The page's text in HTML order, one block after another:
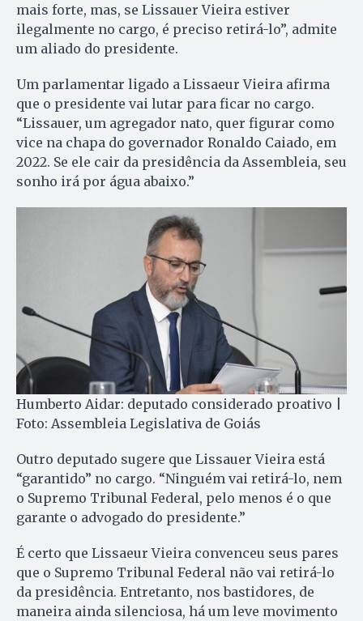
mais forte, mas, se Lissauer Vieira estiver
ilegalmente no cargo, é preciso retirá-lo”, admite
um aliado do presidente.
Um parlamentar ligado a Lissaeur Vieira afirma
que o presidente vai lutar para ficar no cargo.
“Lissauer, um agregador nato, quer figurar como
vice na chapa do governador Ronaldo Caiado, em
2022. Se ele cair da presidência da Assembleia, seu
sonho irá por água abaixo.”
Humberto Aidar: deputado considerado proativo |
Foto: Assembleia Legislativa de Goiás
Outro deputado sugere que Lissauer Vieira está
“garantido” no cargo. “Ninguém vai retirá-lo, nem
o Supremo Tribunal Federal, pelo menos é o que
garante o advogado do presidente.”
É certo que Lissaeur Vieira convenceu seus pares
que o Supremo Tribunal Federal não vai retirá-lo
da presidência. Entretanto, nos bastidores, de
maneira ainda silenciosa, há um leve movimento